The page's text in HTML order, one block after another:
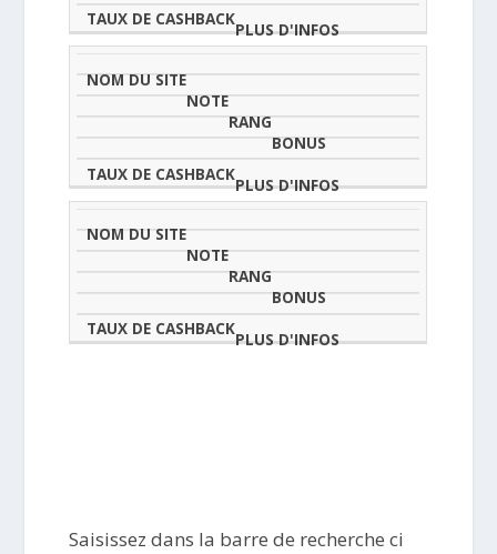
Saisissez dans la barre de recherche ci